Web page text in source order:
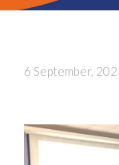
6 September,